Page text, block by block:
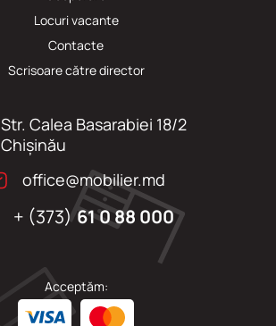
Locuri vacante
Сontacte
Scrisoare către director
Str. Calea Basarabiei 18/2
Chişinău
office@mobilier.md
+ (373)61 0 88 000
Acceptăm: